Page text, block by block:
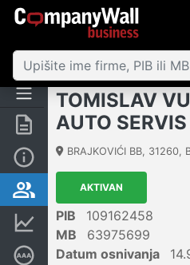
Rezime
Osnovni podaci
Vlasnička struktura
Finansijski podaci
Sertifikat bonitetne
TOMISLAV
AUTO
BRAJKOVIĆI BB, 31260,
AKTIVAN
PIB
109162458
MB
63975699
Datum osnivanja